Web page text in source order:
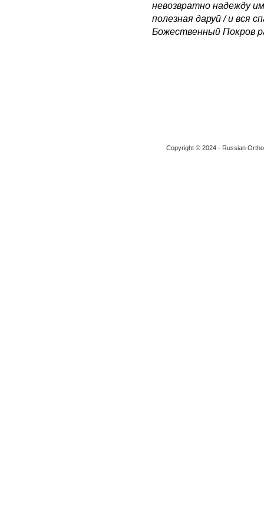
невозвратно надежду
полезная даруй / и вся
Божественный Покров
Copyright © 2024 - Russian